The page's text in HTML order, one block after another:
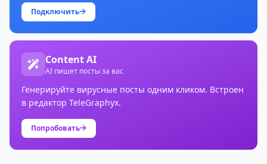
Подключить
Content AI
AI пишет посты за вас
Генерируйте вирусные посты одним кликом. Встроен
в редактор TeleGraphyx.
Попробовать